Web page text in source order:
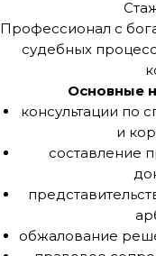
Профессионал с
судебных
Основные
консультации по
и
составление
обжалование